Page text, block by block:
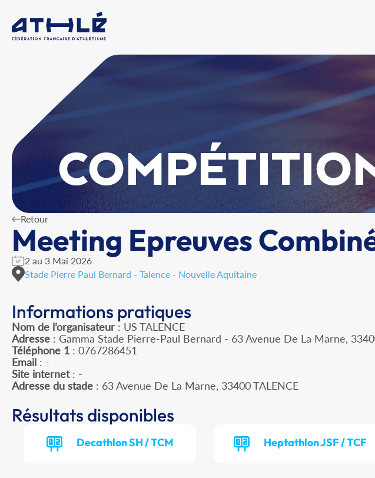
Retour
Meeting Epreuves
2 au 3 Mai 2026
Stade Pierre Paul Bernard - Talence - Nouvelle Aquitaine
Informations pratiques
Nom de l’organisateur : US TALENCE
Adresse : Gamma Stade Pierre-Paul Bernard - 63 Avenue De La Marne,
Téléphone 1 : 0767286451
Email : -
Site internet: -
Adresse du stade : 63 Avenue De La Marne, 33400 TALENCE
Résultats disponibles
Decathlon SH / TCM Heptathlon JSF / TCF